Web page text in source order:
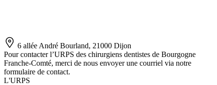
6 allée André Bourland, 21000 Dijon
Pour contacter l’URPS des chirurgiens dentistes de Bourgogne
Franche-Comté, merci de nous envoyer une courriel via notre
formulaire de contact.
L'URPS